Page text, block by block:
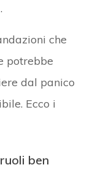
che
potrebbe
dal panico
Ecco i
ben